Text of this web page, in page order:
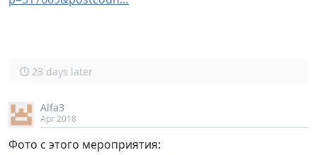
23 days later
Alfa3
Apr 2018
Фото с этого мероприятия: